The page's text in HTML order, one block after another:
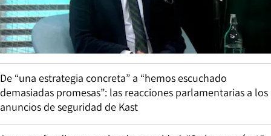
De “una estrategia concreta” a “hemos escuchado
demasiadas promesas”: las reacciones parlamentarias a los
anuncios de seguridad de Kast